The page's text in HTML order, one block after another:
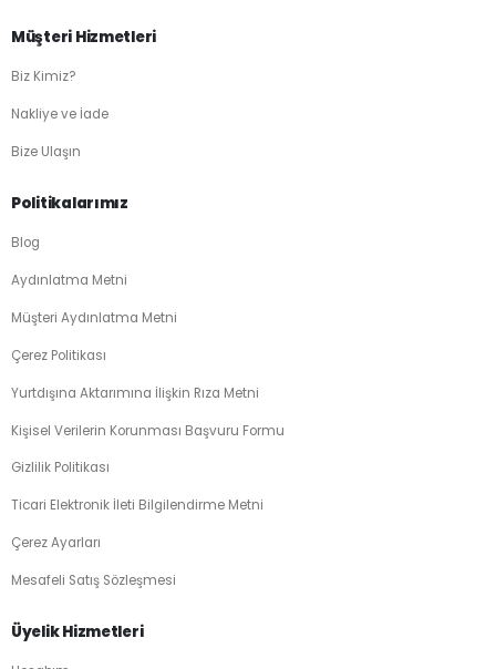
Müşteri Hizmetleri
Biz Kimiz?
Nakliye ve İade
Bize Ulaşın
Politikalarımız
Blog
Aydınlatma Metni
Müşteri Aydınlatma Metni
Çerez Politikası
Yurtdışına Aktarımına İlişkin Rıza Metni
Kişisel Verilerin Korunması Başvuru Formu
Gizlilik Politikası
Ticari Elektronik İleti Bilgilendirme Metni
Çerez Ayarları
Mesafeli Satış Sözleşmesi
Üyelik Hizmetleri